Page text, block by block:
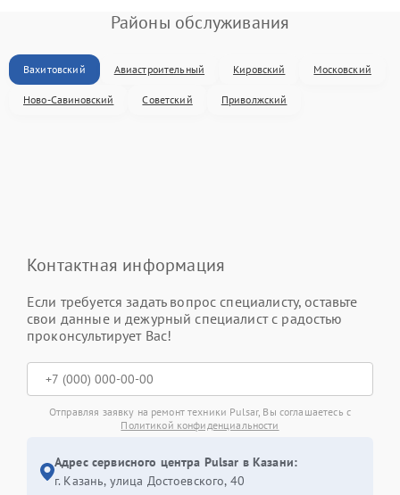
Районы обслуживания
Вахитовский Авиастроительный Кировский Московский
Ново-Савиновский Советский Приволжский
Контактная информация
Если требуется задать вопрос специалисту, оставьте
свои данные и дежурный специалист с радостью
проконсультирует Вас!
Отправляя заявку на ремонт техники Pulsar, Вы соглашаетесь с
Политикой конфиденциальности
Адрес сервисного центра Pulsar в Казани:
г. Казань, улица Достоевского, 40